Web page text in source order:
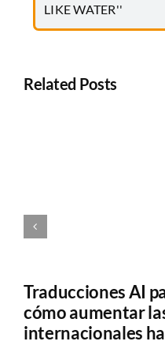
LIKE WATER''
Related Posts
Traducciones AI
cómo aumentar
internacionales